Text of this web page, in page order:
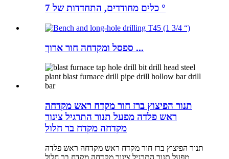
כלים מחודדים, התחדדות של 7 °
ספסל ומקדחה חור ארוך ...
תנור הפיצוץ ברז חור מקדח ראש מקדחה
ראש פלדה מפעל תנור התרגיל צינור
מקדחה מקדח בר חלול
תנור הפיצוץ ברז חור מקדח ראש מקדחה ראש פלדה
מפעל תנור התרגיל צינור מקדחה מקדח בר חלול